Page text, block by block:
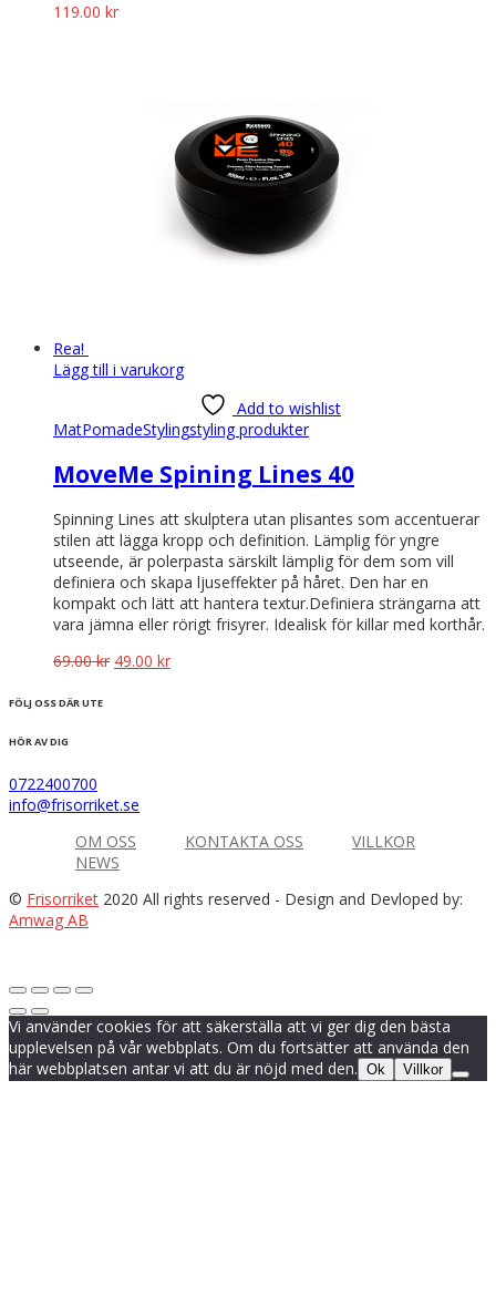
119.00 kr
Rea!
Lägg till i varukorg
Add to wishlist
MatPomadeStylingstyling produkter
MoveMe Spining Lines 40
Spinning Lines att skulptera utan plisantes som accentuerar
stilen att lägga kropp och definition. Lämplig för yngre
utseende, är polerpasta särskilt lämplig för dem som vill
definiera och skapa ljuseffekter på håret. Den har en
kompakt och lätt att hantera textur.Definiera strängarna att
vara jämna eller rörigt frisyrer. Idealisk för killar med korthår.
69.00kr Det
49.00 krDet
FÖLJ OSS DÄR UTE
HÖR AV DIG
0722400700
info@frisorriket.se
OM OSS
KONTAKTA OSS
VILLKOR
NEWS
© Frisorriket 2020 All rights reserved - Design and Devloped by:
Amwag AB
Vi använder cookies för att säkerställa att vi ger dig den bästa
upplevelsen på vår webbplats. Om du fortsätter att använda den
här webbplatsen antar vi att du är nöjd med den. Ok Villkor